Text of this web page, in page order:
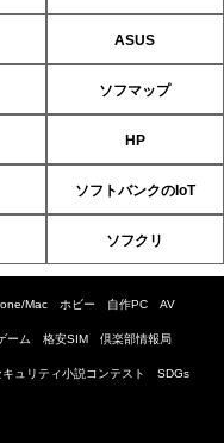
ASUS
ソフマップ
HP
ソフトバンクのIoT
ソフクリ
Mac ホビー 自作PC AV
ーム 格安SIM 倶楽部情報局
ュリティ小説コンテスト SDGs